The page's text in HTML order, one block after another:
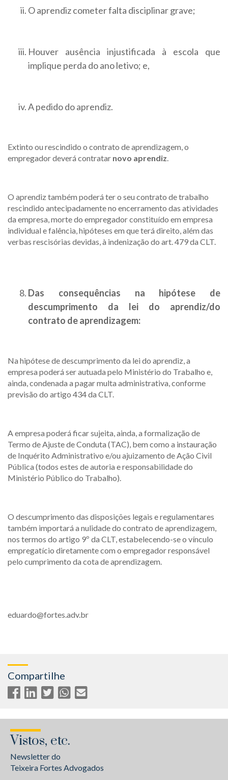
O aprendiz cometer falta disciplinar grave;
Houver ausência injustificada à escola que
implique perda do ano letivo; e,
A pedido do aprendiz.
Extinto ou rescindido o contrato de aprendizagem, o
empregador deverá contratar novo aprendiz.
O aprendiz também poderá ter o seu contrato de trabalho
rescindido antecipadamente no encerramento das atividades
da empresa, morte do empregador constituído em empresa
individual e falência, hipóteses em que terá direito, além das
verbas rescisórias devidas, à indenização do art. 479 da CLT.
Das consequências na hipótese de
descumprimento da lei do aprendiz/do
contrato de aprendizagem:
Na hipótese de descumprimento da lei do aprendiz, a
empresa poderá ser autuada pelo Ministério do Trabalho e,
ainda, condenada a pagar multa administrativa, conforme
previsão do artigo 434 da CLT.
A empresa poderá ficar sujeita, ainda, a formalização de
Termo de Ajuste de Conduta (TAC), bem como a instauração
de Inquérito Administrativo e/ou ajuizamento de Ação Civil
Pública (todos estes de autoria e responsabilidade do
Ministério Público do Trabalho).
O descumprimento das disposições legais e regulamentares
também importará a nulidade do contrato de aprendizagem,
nos termos do artigo 9º da CLT, estabelecendo-se o vínculo
empregatício diretamente com o empregador responsável
pelo cumprimento da cota de aprendizagem.
eduardo@fortes.adv.br
Compartilhe
Vistos, etc.
Newsletter do
Teixeira Fortes Advogados